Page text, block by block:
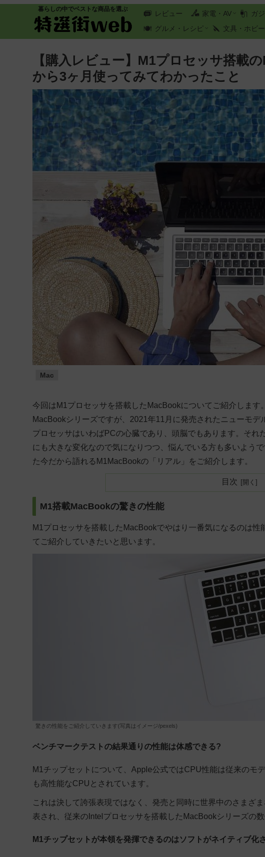
暮らしの中でベストな商品を選ぶ
レビュー 家電・AV ガ
グルメ・レシピ
文具・ホビ
【購入レビュー】M1プロセッサ搭載
から3ヶ月使ってみてわかったこと
Mac
今回はM1プロセッサを搭載したMacBookについてご紹介しま
MacBookシリーズですが、2021年11月に発売されたニューモデ
プロセッサはいわばPCの心臓であり、頭脳でもあります。それ
にも大きな変化なので気になりつつ、悩んでいる方も多いよう
た今だから語れるM1MacBookの「リアル」をご紹介します。
目次
M1搭載MacBookの驚きの性能
M1プロセッサを搭載したMacBookでやはり一番気になるのは
てご紹介していきたいと思います。
驚きの性能をご紹介していきます(写真はイメージ/pexels)
ベンチマークテストの結果通りの性能は体感できる?
M1チップセットについて、 Apple公式ではCPU性能は従来のモ
も高性能なCPUとされています。
これは決して誇張表現ではなく、発売と同時に世界中のさまざ
表され、従来のIntelプロセッサを搭載したMacBookシリーズの
M1チップセットが本領を発揮できるのはソフトがネイティブ化